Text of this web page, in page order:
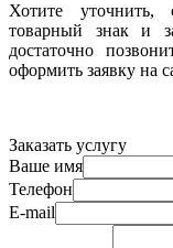
Хотите уточнить,
товарный знак и
достаточно
оформить заявку на
Заказать услугу
Ваше имя
Телефон
E-mail